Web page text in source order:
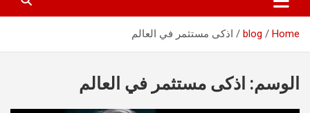
Home
blog اذكى مستثمر في العالم
الوسم: اذكى مستثمر في العالم